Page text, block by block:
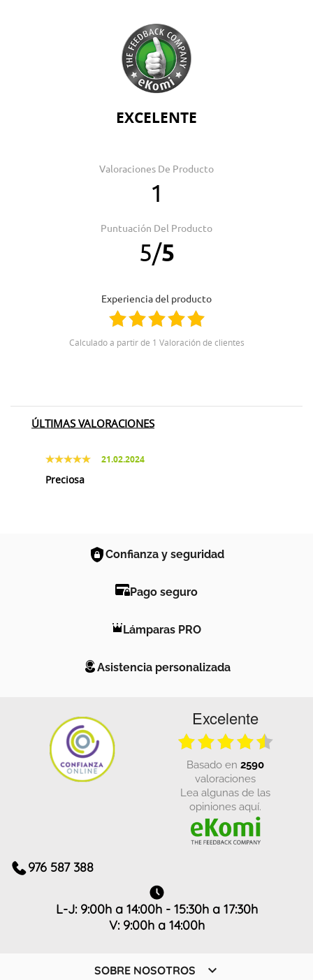
EXCELENTE
Valoraciones De Producto
1
Puntuación Del Producto
5/5
Experiencia del producto
Calculado a partir de 1 Valoración de clientes
ÚLTIMAS VALORACIONES
21.02.2024
Preciosa
Confianza y seguridad
Pago seguro
Lámparas PRO
Asistencia personalizada
Excelente
basado en 2590
valoraciones
Lea algunas de las
opiniones aquí.
976 587 388
L-J: 9:00h a 14:00h - 15:30h a 17:30h
V: 9:00h a 14:00h
SOBRE NOSOTROS 